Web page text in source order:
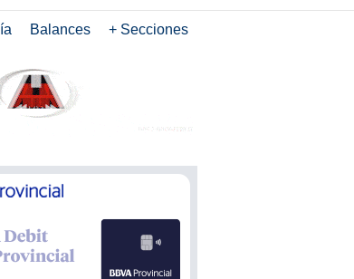
Balances + Secciones